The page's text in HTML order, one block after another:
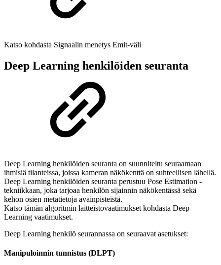
Katso kohdasta Signaalin menetys Emit-väli
Deep Learning henkilöiden seuranta
Deep Learning henkilöiden seuranta on suunniteltu seuraamaan
ihmisiä tilanteissa, joissa kameran näkökenttä on suhteellisen lähellä.
Deep Learning henkilöiden seuranta perustuu Pose Estimation -
tekniikkaan, joka tarjoaa henkilön sijainnin näkökentässä sekä
kehon osien metatietoja avainpisteistä.
Katso tämän algoritmin laitteistovaatimukset kohdasta Deep
Learning vaatimukset.
Deep Learning henkilö seurannassa on seuraavat asetukset:
Manipuloinnin tunnistus (DLPT)